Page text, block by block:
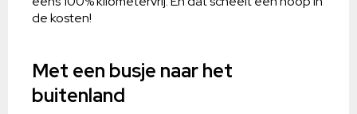
de kosten!
Met een busje naar het
buitenland